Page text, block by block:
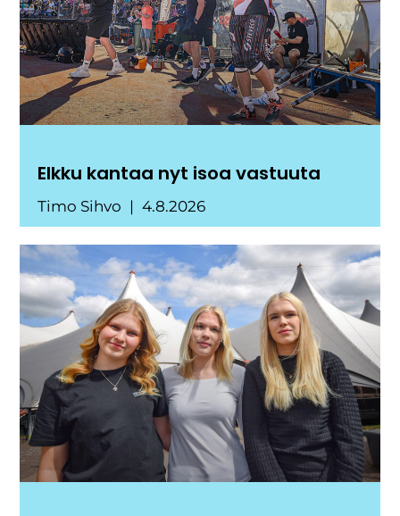
Elkku kantaa nyt isoa vastuuta
Timo Sihvo 4.8.2026